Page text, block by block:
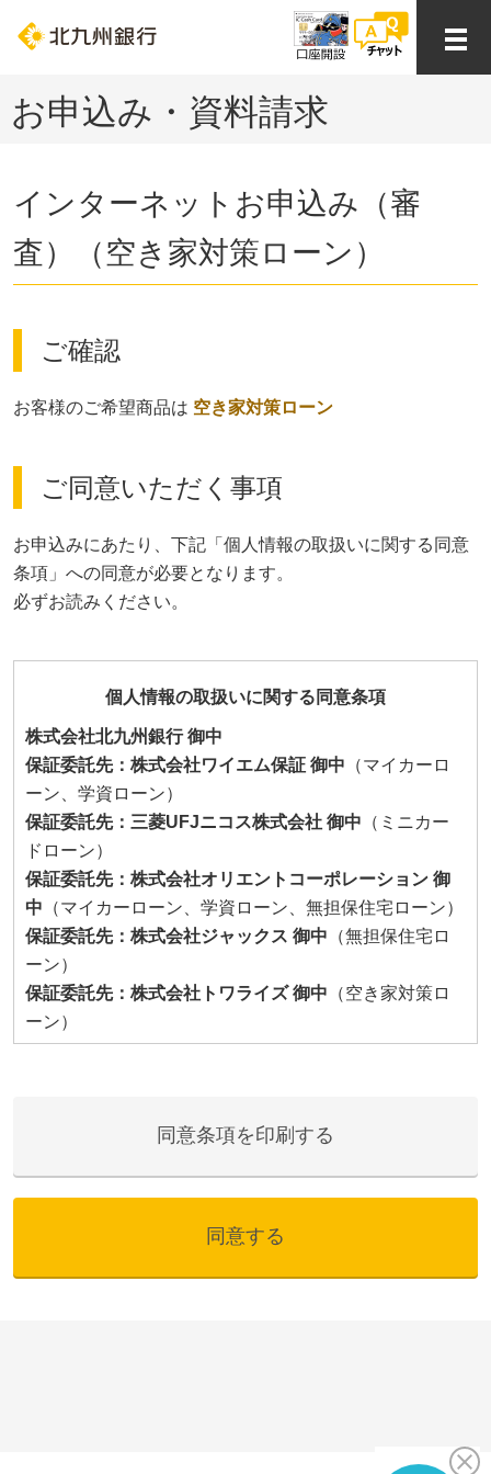
お申込み・資料請求
インターネットお申込み（審
査）（空き家対策ローン）
ご確認
お客様のご希望商品は 空き家対策ローン
ご同意いただく事項
お申込みにあたり、下記「個人情報の取扱いに関する同意
条項」への同意が必要となります。
必ずお読みください。
同意条項を印刷する
同意する